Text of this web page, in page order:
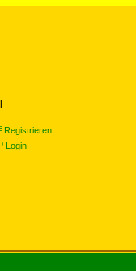
Registrieren
Login